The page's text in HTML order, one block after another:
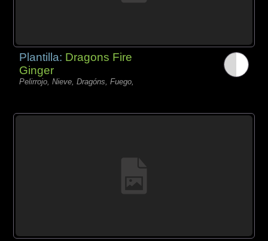
Plantilla: Dragons Fire
Ginger
Pelirrojo, Nieve, Dragóns, Fuego,